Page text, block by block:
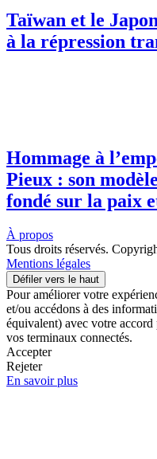
Taïwan et le
à la répression
Hommage à
Pieux : son
fondé sur la paix
À propos
Tous droits réservés.
Mentions légales
Défiler vers le haut
Pour améliorer votre
et/ou accédons à des
équivalent) avec votre
vos terminaux connectés.
Accepter
Rejeter
En savoir plus